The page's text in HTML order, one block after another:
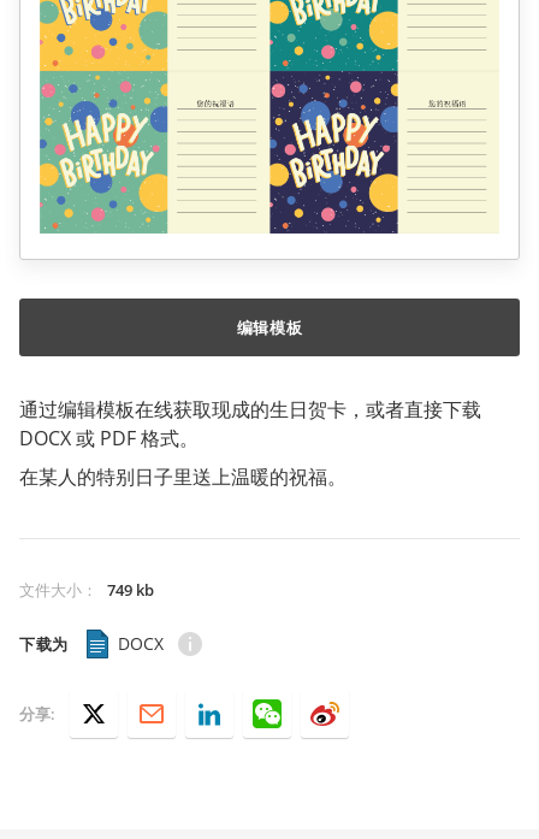
通过编辑模板在线获取现成的生日贺卡，或者直接下载
DOCX 或 PDF 格式。
在某人的特别日子里送上温暖的祝福。
文件大小 ： 749 kb
下载为 DOCX
编辑模板
分享: